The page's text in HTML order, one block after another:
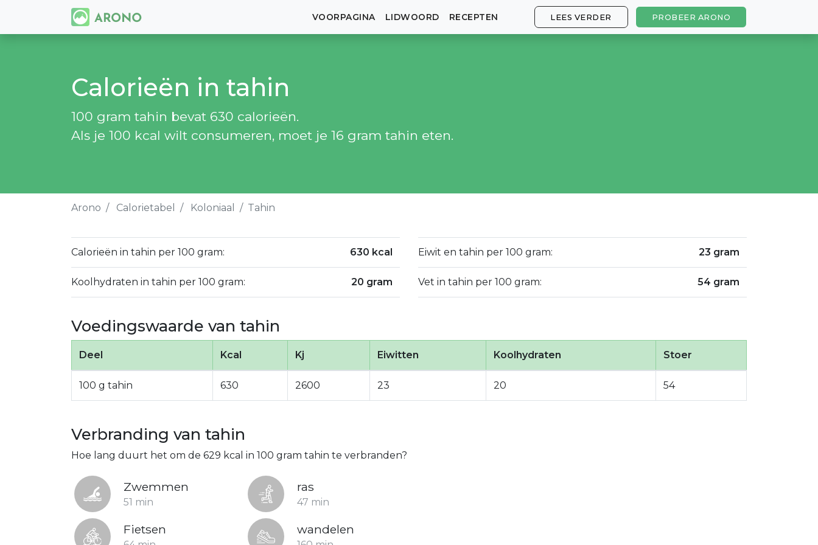
VOORPAGINA LIDWOORD RECEPTEN LEES VERDER PROBEER ARONO
Calorieën in tahin
100 gram tahin bevat 630 calorieën.
Als je 100 kcal wilt consumeren, moet je 16 gram tahin eten.
Arono Calorietabel Koloniaal Tahin
Calorieën in tahin per 100 gram: 630 kcal
Koolhydraten in tahin per 100 gram: 20 gram
Eiwit en tahin per 100 gram: 23 gram
Vet in tahin per 100 gram: 54 gram
Voedingswaarde van tahin
Deel Kcal Kj Eiwitten Koolhydraten Stoer
100 g tahin 630 2600 23 20 54
Verbranding van tahin
Hoe lang duurt het om de 629 kcal in 100 gram tahin te verbranden?
Zwemmen
51 min
ras
47 min
Fietsen wandelen